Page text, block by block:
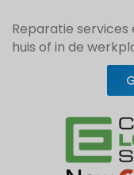
Reparatie
huis of in de